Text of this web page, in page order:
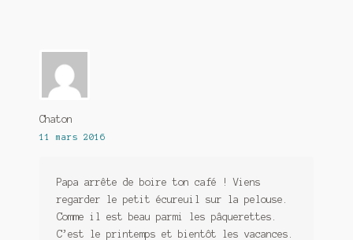
Chaton
11 mars 2016
Papa arrête de boire ton café ! Viens
regarder le petit écureuil sur la pelouse.
Comme il est beau parmi les pâquerettes.
C’est le printemps et bientôt les vacances.